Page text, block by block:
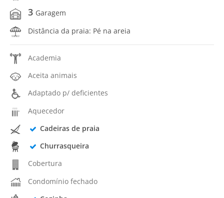
3 Garagem
Distância da praia: Pé na areia
Academia
Aceita animais
Adaptado p/ deficientes
Aquecedor
Cadeiras de praia
Churrasqueira
Cobertura
Condomínio fechado